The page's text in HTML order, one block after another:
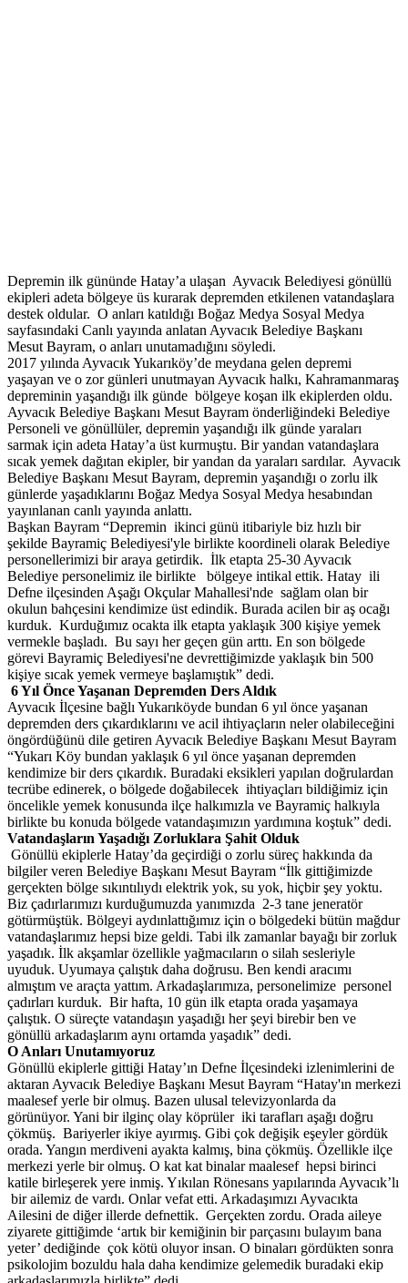
Depremin ilk gününde Hatay’a ulaşan Ayvacık Belediyesi gönüllü
ekipleri adeta bölgeye üs kurarak depremden etkilenen vatandaşlara
destek oldular. O anları katıldığı Boğaz Medya Sosyal Medya
sayfasındaki Canlı yayında anlatan Ayvacık Belediye Başkanı
Mesut Bayram, o anları unutamadığını söyledi.
2017 yılında Ayvacık Yukarıköy’de meydana gelen depremi
yaşayan ve o zor günleri unutmayan Ayvacık halkı, Kahramanmaraş
depreminin yaşandığı ilk günde bölgeye koşan ilk ekiplerden oldu.
Ayvacık Belediye Başkanı Mesut Bayram önderliğindeki Belediye
Personeli ve gönüllüler, depremin yaşandığı ilk günde yaraları
sarmak için adeta Hatay’a üst kurmuştu. Bir yandan vatandaşlara
sıcak yemek dağıtan ekipler, bir yandan da yaraları sardılar. Ayvacık
Belediye Başkanı Mesut Bayram, depremin yaşandığı o zorlu ilk
günlerde yaşadıklarını Boğaz Medya Sosyal Medya hesabından
yayınlanan canlı yayında anlattı.
Başkan Bayram “Depremin ikinci günü itibariyle biz hızlı bir
şekilde Bayramiç Belediyesi'yle birlikte koordineli olarak Belediye
personellerimizi bir araya getirdik. İlk etapta 25-30 Ayvacık
Belediye personelimiz ile birlikte bölgeye intikal ettik. Hatay ili
Defne ilçesinden Aşağı Okçular Mahallesi'nde sağlam olan bir
okulun bahçesini kendimize üst edindik. Burada acilen bir aş ocağı
kurduk. Kurduğımız ocakta ilk etapta yaklaşık 300 kişiye yemek
vermekle başladı. Bu sayı her geçen gün arttı. En son bölgede
görevi Bayramiç Belediyesi'ne devrettiğimizde yaklaşık bin 500
kişiye sıcak yemek vermeye başlamıştık” dedi.
6 Yıl Önce Yaşanan Depremden Ders Aldık
Ayvacık İlçesine bağlı Yukarıköyde bundan 6 yıl önce yaşanan
depremden ders çıkardıklarını ve acil ihtiyaçların neler olabileceğini
öngördüğünü dile getiren Ayvacık Belediye Başkanı Mesut Bayram
“Yukarı Köy bundan yaklaşık 6 yıl önce yaşanan depremden
kendimize bir ders çıkardık. Buradaki eksikleri yapılan doğrulardan
tecrübe edinerek, o bölgede doğabilecek ihtiyaçları bildiğimiz için
öncelikle yemek konusunda ilçe halkımızla ve Bayramiç halkıyla
birlikte bu konuda bölgede vatandaşımızın yardımına koştuk” dedi.
Vatandaşların Yaşadığı Zorluklara Şahit Olduk
Gönüllü ekiplerle Hatay’da geçirdiği o zorlu süreç hakkında da
bilgiler veren Belediye Başkanı Mesut Bayram “İlk gittiğimizde
gerçekten bölge sıkıntılıydı elektrik yok, su yok, hiçbir şey yoktu.
Biz çadırlarımızı kurduğumuzda yanımızda 2-3 tane jeneratör
götürmüştük. Bölgeyi aydınlattığımız için o bölgedeki bütün mağdur
vatandaşlarımız hepsi bize geldi. Tabi ilk zamanlar bayağı bir zorluk
yaşadık. İlk akşamlar özellikle yağmacıların o silah sesleriyle
uyuduk. Uyumaya çalıştık daha doğrusu. Ben kendi aracımı
almıştım ve araçta yattım. Arkadaşlarımıza, personelimize personel
çadırları kurduk. Bir hafta, 10 gün ilk etapta orada yaşamaya
çalıştık. O süreçte vatandaşın yaşadığı her şeyi birebir ben ve
gönüllü arkadaşlarım aynı ortamda yaşadık” dedi.
O Anları Unutamıyoruz
Gönüllü ekiplerle gittiği Hatay’ın Defne İlçesindeki izlenimlerini de
aktaran Ayvacık Belediye Başkanı Mesut Bayram “Hatay'ın merkezi
maalesef yerle bir olmuş. Bazen ulusal televizyonlarda da
görünüyor. Yani bir ilginç olay köprüler iki tarafları aşağı doğru
çökmüş. Bariyerler ikiye ayırmış. Gibi çok değişik eşeyler gördük
orada. Yangın merdiveni ayakta kalmış, bina çökmüş. Özellikle ilçe
merkezi yerle bir olmuş. O kat kat binalar maalesef hepsi birinci
katile birleşerek yere inmiş. Yıkılan Rönesans yapılarında Ayvacık’lı
bir ailemiz de vardı. Onlar vefat etti. Arkadaşımızı Ayvacıkta
Ailesini de diğer illerde defnettik. Gerçekten zordu. Orada aileye
ziyarete gittiğimde ‘artık bir kemiğinin bir parçasını bulayım bana
yeter’ dediğinde çok kötü oluyor insan. O binaları gördükten sonra
psikolojim bozuldu hala daha kendimize gelemedik buradaki ekip